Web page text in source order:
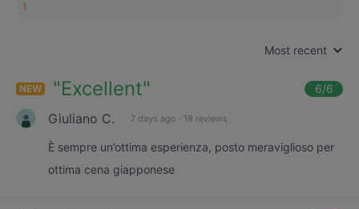
1
Most recent
NEW "Excellent" 6/6
Giuliano C. 7 days ago · 18 reviews
È sempre un’ottima esperienza, posto meraviglioso per
ottima cena giapponese